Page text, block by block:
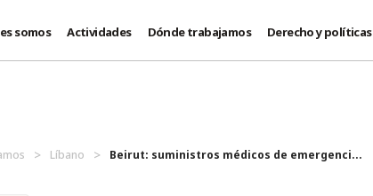
somos Actividades Dónde trabajamos Derecho y políticas
Líbano Beirut: suministros médicos de emergenci...